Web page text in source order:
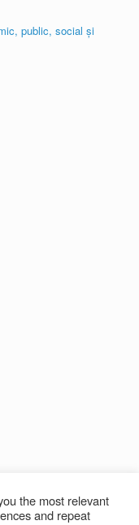
public, social și
the most relevant
and repeat